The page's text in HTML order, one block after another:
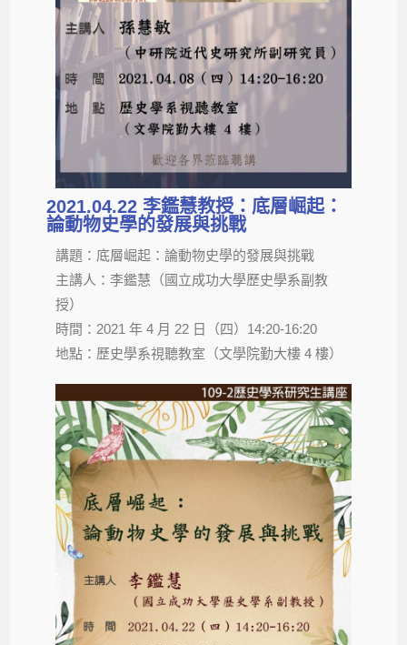
2021.04.22 李鑑慧教授：底層崛起：
論動物史學的發展與挑戰
講題：底層崛起：論動物史學的發展與挑戰
主講人：李鑑慧（國立成功大學歷史學系副教
授）
時間：2021 年 4 月 22 日（四）14:20-16:20
地點：歷史學系視聽教室（文學院勤大樓 4 樓）